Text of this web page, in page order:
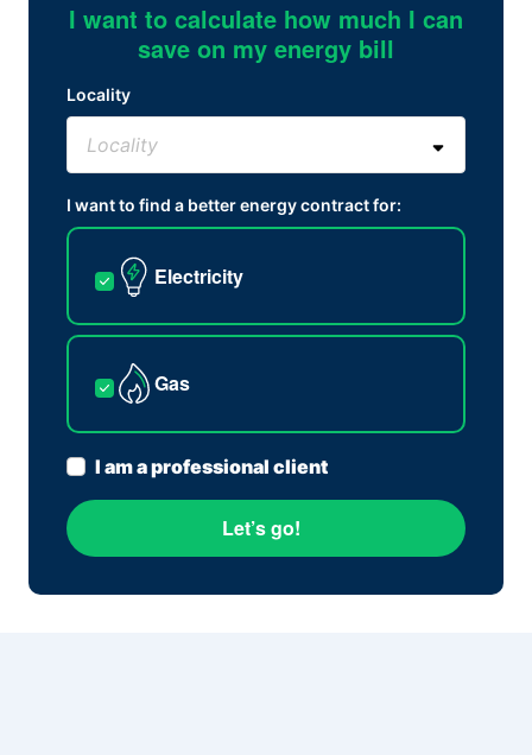
I want to calculate how much I can
save on my energy bill
Locality
I want to find a better energy contract for:
Electricity
Gas
I am a professional client
Let’s go!